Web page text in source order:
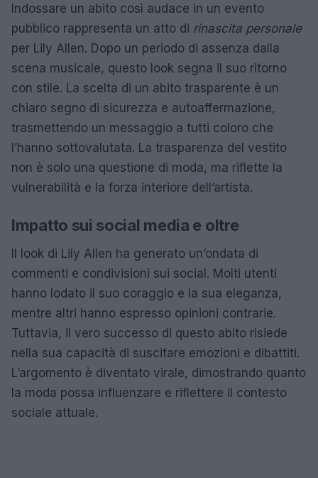
Indossare un abito così audace in un evento
pubblico rappresenta un atto di rinascita personale
per Lily Allen. Dopo un periodo di assenza dalla
scena musicale, questo look segna il suo ritorno
con stile. La scelta di un abito trasparente è un
chiaro segno di sicurezza e autoaffermazione,
trasmettendo un messaggio a tutti coloro che
l’hanno sottovalutata. La trasparenza del vestito
non è solo una questione di moda, ma riflette la
vulnerabilità e la forza interiore dell’artista.
Impatto sui social media e oltre
Il look di Lily Allen ha generato un’ondata di
commenti e condivisioni sui social. Molti utenti
hanno lodato il suo coraggio e la sua eleganza,
mentre altri hanno espresso opinioni contrarie.
Tuttavia, il vero successo di questo abito risiede
nella sua capacità di suscitare emozioni e dibattiti.
L’argomento è diventato virale, dimostrando quanto
la moda possa influenzare e riflettere il contesto
sociale attuale.